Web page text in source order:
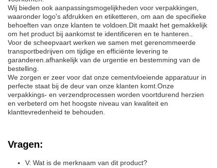
Wij bieden ook aanpassingsmogelijkheden voor verpakkingen,
waaronder logo's afdrukken en etiketteren, om aan de specifieke
behoeften van onze klanten te voldoen.Dit maakt het gemakkelijk
om het product bij aankomst te identificeren en te hanteren..
Voor de scheepvaart werken we samen met gerenommeerde
transportbedrijven om tijdige en efficiënte levering te
garanderen.afhankelijk van de urgentie en bestemming van de
bestelling.
We zorgen er zeer voor dat onze cementvloeiende apparatuur in
perfecte staat bij de deur van onze klanten komt.Onze
verpakkings- en verzendprocessen worden voortdurend herzien
en verbeterd om het hoogste niveau van kwaliteit en
klanttevredenheid te behouden.
Vragen:
V: Wat is de merknaam van dit product?